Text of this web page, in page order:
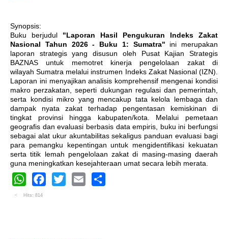
Synopsis:
Buku berjudul "Laporan Hasil Pengukuran Indeks Zakat
Nasional Tahun 2026 - Buku 1: Sumatra" ini merupakan
laporan strategis yang disusun oleh Pusat Kajian Strategis
BAZNAS untuk memotret kinerja pengelolaan zakat di
wilayah Sumatra melalui instrumen Indeks Zakat Nasional (IZN)
Laporan ini menyajikan analisis komprehensif mengenai kondisi
makro perzakatan, seperti dukungan regulasi dan pemerintah,
serta kondisi mikro yang mencakup tata kelola lembaga dan
dampak nyata zakat terhadap pengentasan kemiskinan di
tingkat provinsi hingga kabupaten/kota
Melalui pemetaan
geografis dan evaluasi berbasis data empiris, buku ini berfungsi
sebagai alat ukur akuntabilitas sekaligus panduan evaluasi bagi
para pemangku kepentingan untuk mengidentifikasi kekuatan
serta titik lemah pengelolaan zakat di masing-masing daerah
guna meningkatkan kesejahteraan umat secara lebih merata
WhatsAppFacebook
Hits: 814